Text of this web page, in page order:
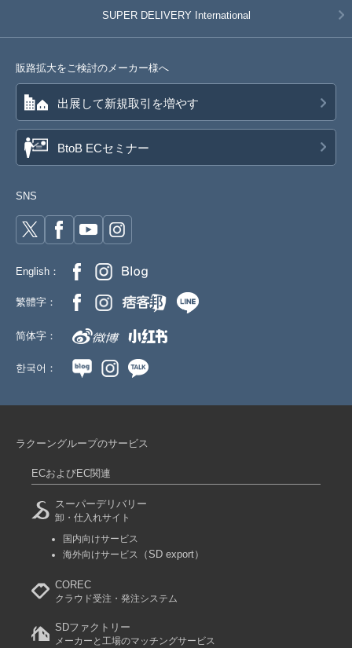
SUPER DELIVERY International
販路拡大をご検討のメーカー様へ
出展して新規取引を増やす
BtoB ECセミナー
SNS
English：
繁體字：
简体字：
한국어：
ラクーングループのサービス
ECおよびEC関連
スーパーデリバリー
卸・仕入れサイト
国内向けサービス
海外向けサービス
（SD export）
COREC
クラウド受注・発注システム
SDファクトリー
メーカーと工場のマッチングサービス